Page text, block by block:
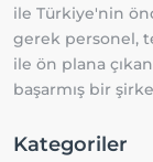
ile Türkiye'nin
gerek personel,
ile ön plana
başarmış bir
Kategoriler